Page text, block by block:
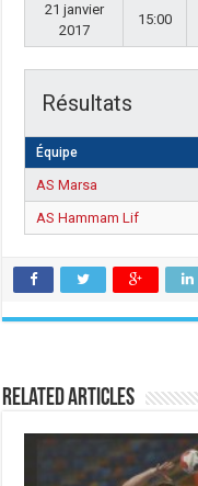
21 janvier
2017
15:00
Résultats
Équipe
AS Marsa
AS Hammam Lif
Related Articles